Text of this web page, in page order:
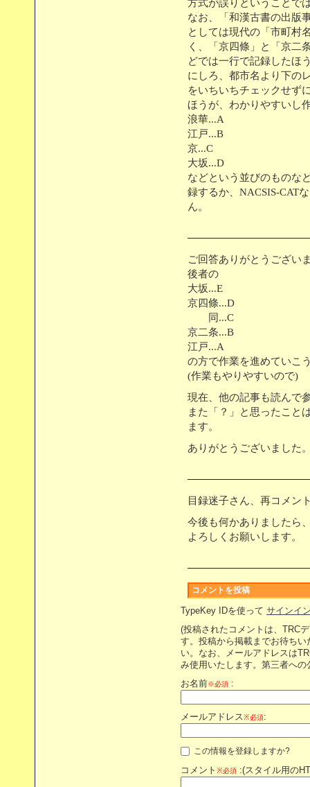
方式が誤りということで
なお、「和漢古書の出版
としては現代の「市町村
く、「京四條」と「京二
どでは一行で記録したほ
にしろ、都市名より下の
をいちいちチェックせず
ほうが、わかりやすいし
浪華...A
江戸...B
京...C
大坂...D
などという並びのものな
録するか、NACSIS-CAT
ん。
ご回答ありがとうござい
後者の
大坂...E
京四條...D
同...C
京二条...B
江戸...A
の方で作業を進めていこ
(作業もやりやすいので)
現在、他の記事も読んで
また「？」と思ったこと
ます。
ありがとうございました
目録迷子さん、再コメン
今後も何かありましたら
よろしくお願いします。
コメントを投稿
TypeKey IDを使って サインイ
(投稿されたコメントは、TRC
す。投稿から掲載までお待ち
い。なお、メールアドレスは
み使用いたします。第三者へ
お名前※必須 :
メールアドレス※必須:
この情報を登録しますか?
コメント ※必須 :(スタイル用の